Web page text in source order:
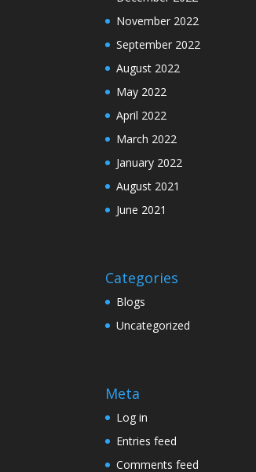
November 2022
September 2022
August 2022
May 2022
April 2022
March 2022
January 2022
August 2021
June 2021
Categories
Blogs
Uncategorized
Meta
Log in
Entries feed
Comments feed